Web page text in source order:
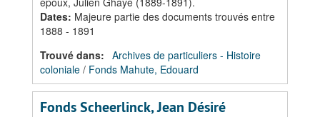
Dates: Majeure partie des documents trouvés entre
1888 - 1891
Trouvé dans: Archives de particuliers - Histoire
coloniale / Fonds Mahute, Edouard
Fonds Scheerlinck, Jean Désiré